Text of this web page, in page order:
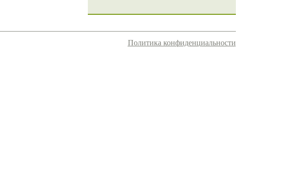
Политика конфиденциальности